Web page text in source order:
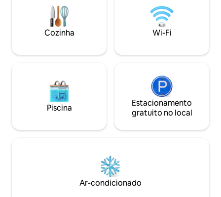
tranquilidade e
longe da agitação
tradicionais.
experiência
Cozinha Wi-Fi
Piscina
Estacionamento
gratuito no local
Ar-condicionado